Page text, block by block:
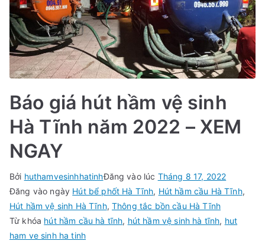
Báo giá hút hầm vệ sinh
Hà Tĩnh năm 2022 – XEM
NGAY
Bởi huthamvesinhhatinhĐăng vào lúc Tháng 8 17, 2022
Đăng vào ngày Hút bể phốt Hà Tĩnh, Hút hầm cầu Hà Tĩnh,
Hút hầm vệ sinh Hà Tĩnh,Thông tắc bồn cầu Hà Tĩnh
Từ khóa hút hầm cầu hà tĩnh, hút hầm vệ sinh hà tĩnh, hut
ham ve sinh ha tinh